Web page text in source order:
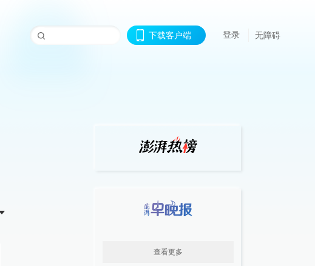
下载客户端 登录 无障碍
查看更多